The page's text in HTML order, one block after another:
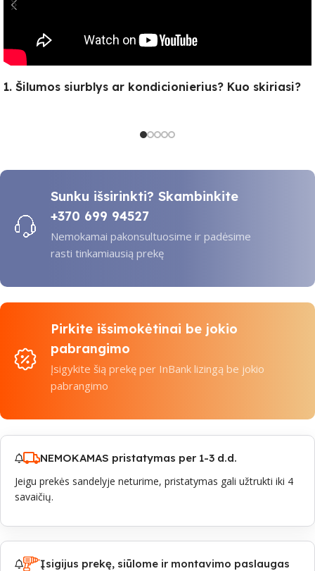
1. Šilumos siurblys ar kondicionierius? Kuo skiriasi?
Sunku išsirinkti? Skambinkite
+370 699 94527
Nemokamai pakonsultuosime ir padėsime
rasti tinkamiausią prekę
Pirkite išsimokėtinai be jokio
pabrangimo
Įsigykite šią prekę per InBank lizingą be jokio
pabrangimo
NEMOKAMAS pristatymas per 1-3 d.d.
Jeigu prekės sandelyje neturime, pristatymas gali užtrukti iki 4
savaičių.
Įsigijus prekę, siūlome ir montavimo paslaugas